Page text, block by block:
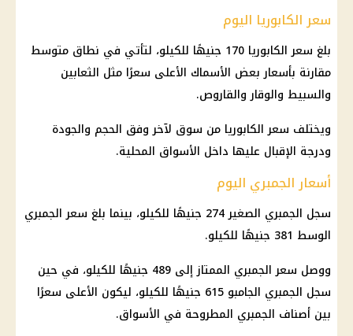
سعر الكابوريا اليوم
بلغ سعر الكابوريا 170 جنيهًا للكيلو، لتأتي في نطاق متوسط
مقارنة بأسعار بعض الأسماك الأعلى سعرًا مثل الثعابين
والسبيط والوقار والقاروص.
ويختلف سعر الكابوريا من سوق لآخر وفق الحجم والجودة
ودرجة الإقبال عليها داخل الأسواق المحلية.
أسعار الجمبري اليوم
سجل الجمبري الصغير 274 جنيهًا للكيلو، بينما بلغ
سعر الجمبري
الوسط 381 جنيهًا للكيلو.
ووصل سعر الجمبري الممتاز إلى 489 جنيهًا للكيلو، في حين
سجل الجمبري الجامبو 615 جنيهًا للكيلو، ليكون الأعلى سعرًا
بين أصناف الجمبري المطروحة في الأسواق.